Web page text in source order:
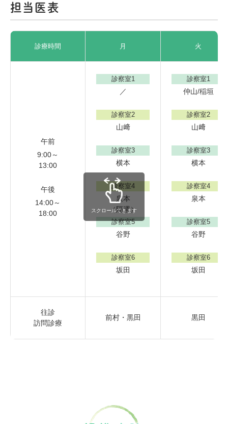
担当医表
診療時間 月 火
午前
9:00～
13:00
午後
14:00～
18:00
診察室1
／
診察室2
山﨑
診察室3
横本
診察室4
泉本
（隔週）
診察室5
谷野
診察室6
坂田
診察室1
仲山/稲垣
診察室2
山﨑
診察室3
横本
診察室4
泉本
診察室5
谷野
診察室6
坂田
往診
訪問診療
前村・黒田 黒田
スクロールできます